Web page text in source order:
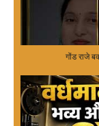
गोंड राजे